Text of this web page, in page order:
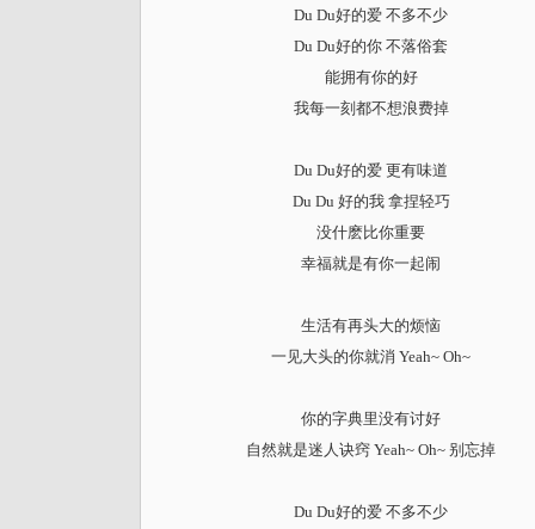
Du Du好的爱 不多不少
Du Du好的你 不落俗套
能拥有你的好
我每一刻都不想浪费掉
Du Du好的爱 更有味道
Du Du 好的我 拿捏轻巧
没什麽比你重要
幸福就是有你一起闹
生活有再头大的烦恼
一见大头的你就消 Yeah~ Oh~
你的字典里没有讨好
自然就是迷人诀窍 Yeah~ Oh~ 别忘掉
Du Du好的爱 不多不少